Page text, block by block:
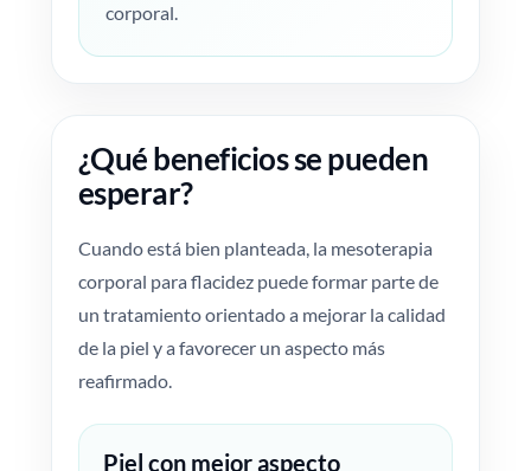
corporal.
¿Qué beneficios se pueden
esperar?
Cuando está bien planteada, la mesoterapia
corporal para flacidez puede formar parte de
un tratamiento orientado a mejorar la calidad
de la piel y a favorecer un aspecto más
reafirmado.
Piel con mejor aspecto